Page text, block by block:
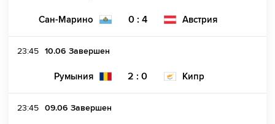
Сан-Марино 0 : 4 Австрия
23:45 10.06 Завершен
Румыния 2 : 0 Кипр
23:45 09.06 Завершен